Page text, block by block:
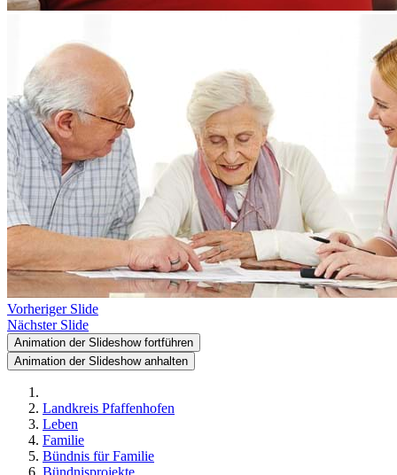
Vorheriger Slide
Nächster Slide
Animation der Slideshow fortführen
Animation der Slideshow anhalten
Landkreis Pfaffenhofen
Leben
Familie
Bündnis für Familie
Bündnisprojekte